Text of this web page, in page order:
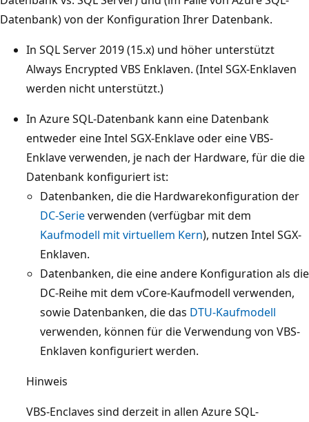
Datenbank) von der Konfiguration Ihrer Datenbank.
In SQL Server 2019 (15.x) und höher unterstützt
Always Encrypted VBS Enklaven. (Intel SGX-Enklaven
werden nicht unterstützt.)
In Azure SQL-Datenbank kann eine Datenbank
entweder eine Intel SGX-Enklave oder eine VBS-
Enklave verwenden, je nach der Hardware, für die die
Datenbank konfiguriert ist:
Datenbanken, die die Hardwarekonfiguration der
DC-Serieverwenden (verfügbar mit dem
Kaufmodell mit virtuellem Kern), nutzen Intel SGX-
Enklaven.
Datenbanken, die eine andere Konfiguration als die
DC-Reihe mit dem vCore-Kaufmodell verwenden,
sowie Datenbanken, die das DTU-Kaufmodell
verwenden, können für die Verwendung von VBS-
Enklaven konfiguriert werden.
Hinweis
VBS-Enclaves sind derzeit in allen Azure SQL-